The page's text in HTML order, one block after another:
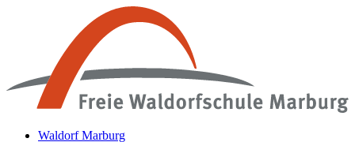
Waldorf Marburg